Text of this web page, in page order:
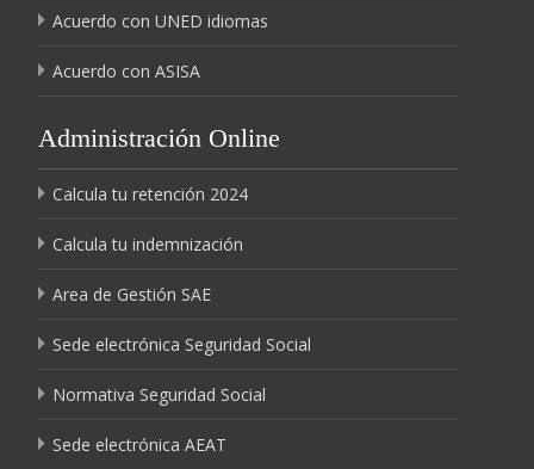
Acuerdo con UNED idiomas
Acuerdo con ASISA
Administración Online
Calcula tu retención 2024
Calcula tu indemnización
Area de Gestión SAE
Sede electrónica Seguridad Social
Normativa Seguridad Social
Sede electrónica AEAT